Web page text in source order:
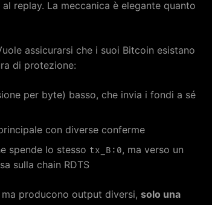
replay. La meccanica è elegante quanto
assicurarsi che i suoi Bitcoin esistano
di protezione:
per byte) basso, che invia i fondi a sé
con diverse conferme
spende lo stesso tx_B:0, ma verso un
sulla chain RDTS
producono output diversi, solo una